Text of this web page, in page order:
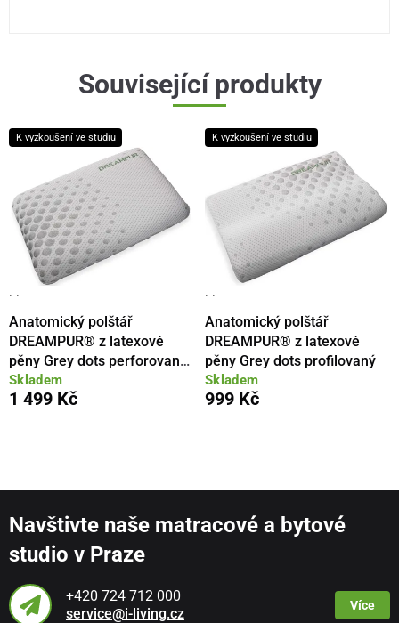
Související produkty
K vyzkoušení ve studiu
· ·
Anatomický polštář
DREAMPUR® z latexové
pěny Grey dots perforovaný
40x60cm
Skladem
1 499 Kč
K vyzkoušení ve studiu
· ·
Anatomický polštář
DREAMPUR® z latexové
pěny Grey dots profilovaný
Skladem
999 Kč
Navštivte naše matracové a bytové
studio v Praze
+420 724 712 000
service@i-living.cz
Více